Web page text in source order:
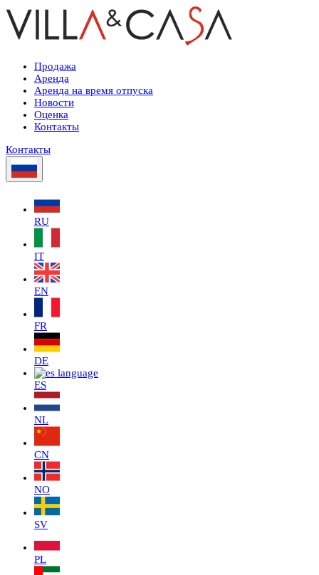
Продажа
Аренда
Аренда на время отпуска
Новости
Оценка
Контакты
Контакты
RU
IT
EN
FR
DE
ES
NL
CN
NO
SV
PL